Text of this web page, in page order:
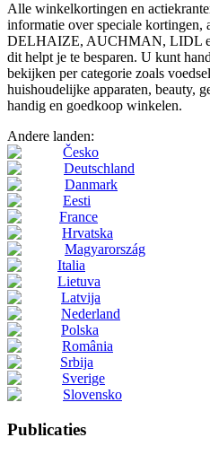
Alle winkelkortingen en
informatie over speciale
DELHAIZE, AUCHMAN, LIDL
dit helpt je te besparen. U kunt
bekijken per categorie zoals
huishoudelijke apparaten, beauty,
handig en goedkoop winkelen.
Andere landen:
Česko
Deutschland
Danmark
Eesti
France
Hrvatska
Magyarország
Italia
Lietuva
Latvija
Nederland
Polska
România
Srbija
Sverige
Slovensko
Publicaties